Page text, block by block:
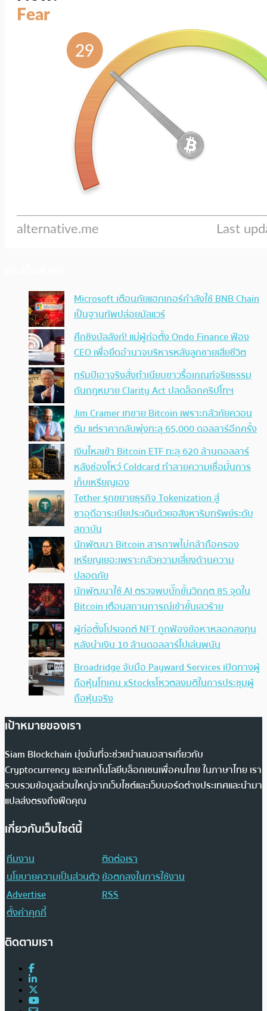
Microsoft เตือนภัยแฮกเกอร์กำลังใช้ BNB Chain
เป็นฐานทัพปล่อยมัลแวร์
ศึกชิงบัลลังก์! แม่ผู้ก่อตั้ง Ondo Finance ฟ้อง
CEO เพื่อยึดอำนาจบริหารหลังลูกชายเสียชีวิต
ทรัมป์เอาจริง สั่งทำเนียบขาวรื้อเกณฑ์จริยธรรม
ดันกฎหมาย Clarity Act ปลดล็อกคริปโทฯ
Jim Cramer เทขาย Bitcoin เพราะกลัวภัยควอน
ตัม แต่ราคากลับพุ่งทะลุ 65,000 ดอลลาร์อีกครั้ง
เงินไหลเข้า Bitcoin ETF ทะลุ 620 ล้านดอลลาร์
หลังช่องโหว่ Coldcard ทำลายความเชื่อมั่นการ
เก็บเหรียญเอง
Tether รุกขยายธุรกิจ Tokenization สู่
ซาอุดีอาระเบียประเดิมด้วยอสังหาริมทรัพย์ระดับ
สถาบัน
นักพัฒนา Bitcoin สารภาพไม่กล้าถือครอง
เหรียญเยอะเพราะกลัวความเสี่ยงด้านความ
ปลอดภัย
นักพัฒนาใช้ AI ตรวจพบบั๊กขั้นวิกฤต 85 จุดใน
Bitcoin เตือนสถานการณ์เข้าขั้นเลวร้าย
ผู้ก่อตั้งโปรเจกต์ NFT ถูกฟ้องข้อหาหลอกลงทุน
หลังนำเงิน 10 ล้านดอลลาร์ไปเล่นพนัน
Broadridge จับมือ Payward Services เปิดทางผู้
ถือหุ้นโทเคน xStocksโหวตลงมติในการประชุมผู้
ถือหุ้นจริง
เป้าหมายของเรา
Siam Blockchain มุ่งมั่นที่จะช่วยนำเสนอสารเกี่ยวกับ
Cryptocurrency และเทคโนโลยีบล็อกเชนเพื่อคนไทย ในภาษาไทย เรา
รวบรวมข้อมูลส่วนใหญ่จากเว็บไซต์และเว็บบอร์ดต่างประเทศและนำมา
แปลส่งตรงถึงฟีดคุณ
เกี่ยวกับเว็บไซต์นี้
ทีมงาน
ติดต่อเรา
นโยบายความเป็นส่วนตัวข้อตกลงในการใช้งาน
Advertise
RSS
ตั้งค่าคุกกี้
ติดตามเรา